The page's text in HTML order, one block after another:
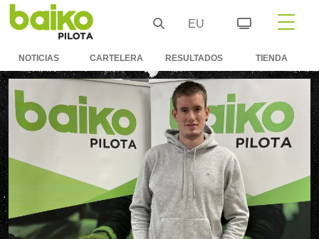
EU
NOTICIAS CARTELERA RESULTADOS TIENDA